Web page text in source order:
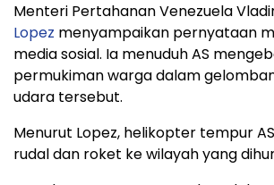
Menteri Pertahanan Venezuela
Lopez menyampaikan pernyataan
media sosial. Ia menuduh AS
permukiman warga dalam
udara tersebut.
Menurut Lopez, helikopter tempur
rudal dan roket ke wilayah yang